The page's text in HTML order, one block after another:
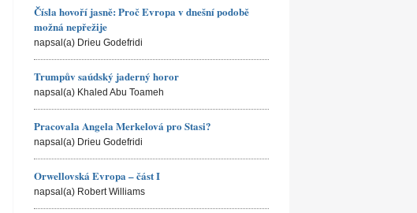
Čísla hovoří jasně: Proč Evropa v dnešní podobě
možná nepřežije
napsal(a) Drieu Godefridi
Trumpův saúdský jaderný horor
napsal(a) Khaled Abu Toameh
Pracovala Angela Merkelová pro Stasi?
napsal(a) Drieu Godefridi
Orwellovská Evropa – část I
napsal(a) Robert Williams